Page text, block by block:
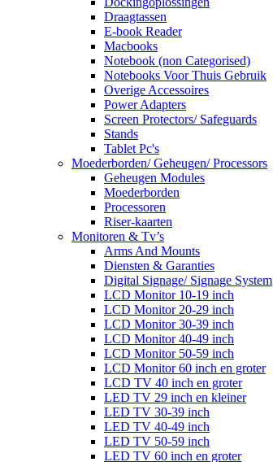
Draagtassen
E-book Reader
Macbooks
Notebook (non Categorised)
Notebooks Voor Thuis Gebruik
Overige Accessoires
Power Adapters
Screen Protectors/ Safeguards
Stands
Tablet Pc's
Moederborden/ Geheugen/ Processors
Geheugen Modules
Moederborden
Processoren
Riser-kaarten
Monitoren & Tv’s
Arms And Mounts
Diensten & Garanties
Digital Signage/ Signage System
LCD Monitor 10-19 inch
LCD Monitor 20-29 inch
LCD Monitor 30-39 inch
LCD Monitor 40-49 inch
LCD Monitor 50-59 inch
LCD Monitor 60 inch en groter
LCD TV 40 inch en groter
LED TV 29 inch en kleiner
LED TV 30-39 inch
LED TV 40-49 inch
LED TV 50-59 inch
LED TV 60 inch en groter